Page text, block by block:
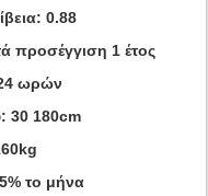
0.88
προσέγγιση 1 έτος
ωρών
30 180cm
το μήνα